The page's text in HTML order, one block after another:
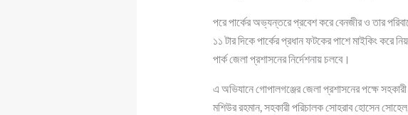
পরে পার্কের অভ্যন্তরে প্রবেশ করে বেনজীর ও তার
১১ টার দিকে পার্কের প্রধান ফটকের পাশে মাইকিং করে
পার্ক জেলা প্রশাসনের নির্দেশনায় চলবে।
এ অভিযানে গোপালগঞ্জের জেলা প্রশাসনের পক্ষে
মশিউর রহমান, সহকারী পরিচালক সোহরাব হোসেন